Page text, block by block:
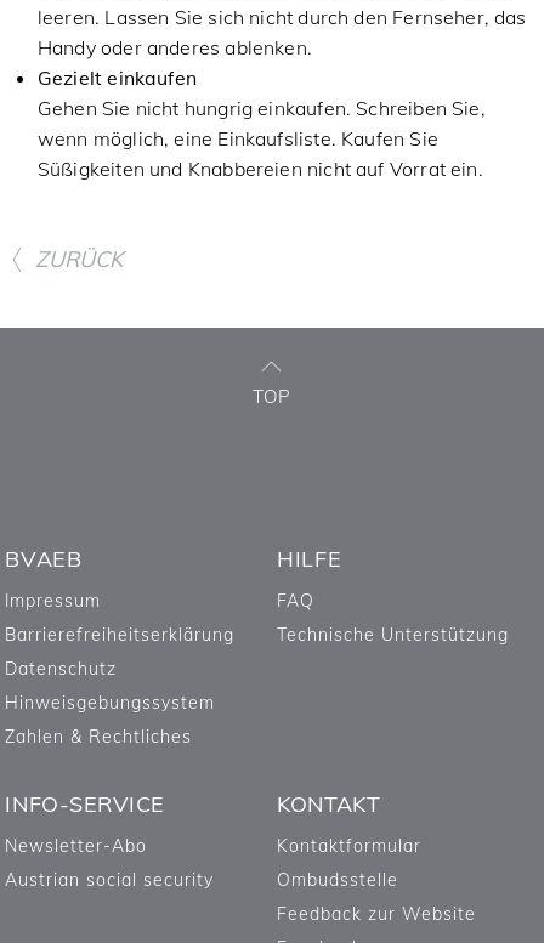
leeren. Lassen Sie sich nicht durch den Fernseher, das
Handy oder anderes ablenken.
Gezielt einkaufen
Gehen Sie nicht hungrig einkaufen. Schreiben Sie,
wenn möglich, eine Einkaufsliste. Kaufen Sie
Süßigkeiten und Knabbereien nicht auf Vorrat ein.
ZURÜCK
TOP
BVAEB
Impressum
Barrierefreiheitserklärung
Datenschutz
Hinweisgebungssystem
Zahlen & Rechtliches
HILFE
FAQ
Technische Unterstützung
INFO-SERVICE
Newsletter-Abo
Austrian social security
KONTAKT
Kontaktformular
Ombudsstelle
Feedback zur Website